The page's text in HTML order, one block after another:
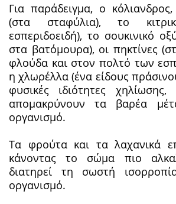
Για παράδειγμα, ο
(στα σταφύλια), το
εσπεριδοειδή), το σουκινικό
στα βατόμουρα), οι πηκτίνες
φλούδα και στον πολτό των
η χλωρέλλα (ένα είδους
φυσικές ιδιότητες
απομακρύνουν τα βαρέα
οργανισμό.
Τα φρούτα και τα λαχανικά
κάνοντας το σώμα πιο
διατηρεί τη σωστή
οργανισμό.